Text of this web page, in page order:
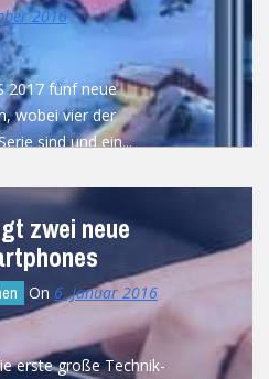
2016
2017 fünf neue
wobei vier der
sind und ein...
zwei neue
On 6. Januar 2016
erste große Technik-